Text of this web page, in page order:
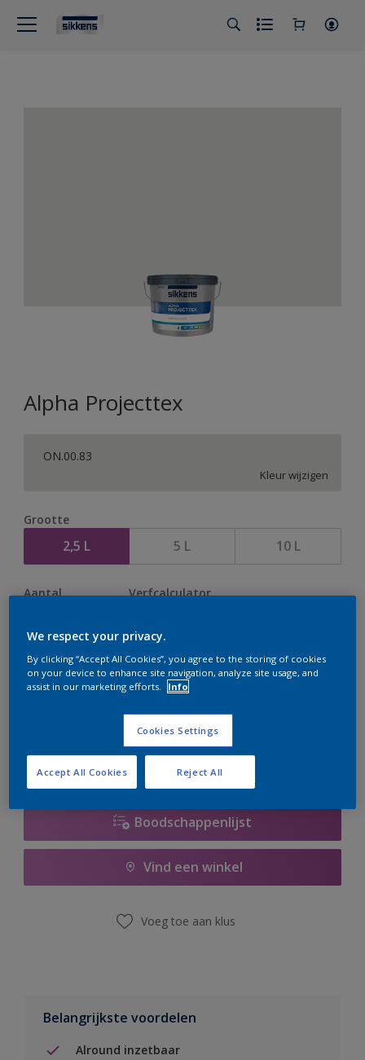
Alpha Projecttex
ON.00.83
Kleur wijzigen
Grootte
2,5 L 5 L 10 L
Aantal Verfcalculator
Op dit moment is het niet mogelijk dit product online
er hard aan om de voorraad aan te vullen.
Boodschappenlijst
Vind een winkel
Voeg toe aan klus
Belangrijkste voordelen
Alround inzetbaar
We respect your privacy.
By clicking “Accept All Cookies”, you agree to the storing of cookies
on your device to enhance site navigation, analyze site usage, and
assist in our marketing efforts.
Info
Cookies Settings
Reject All
Accept All Cookies